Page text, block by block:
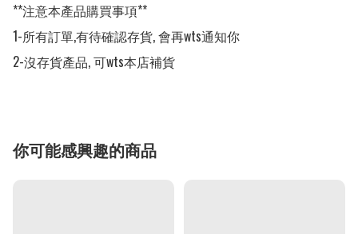
**注意本產品購買事項**
1-所有訂單,有待確認存貨, 會再wts通知你
2-沒存貨產品, 可wts本店補貨
你可能感興趣的商品